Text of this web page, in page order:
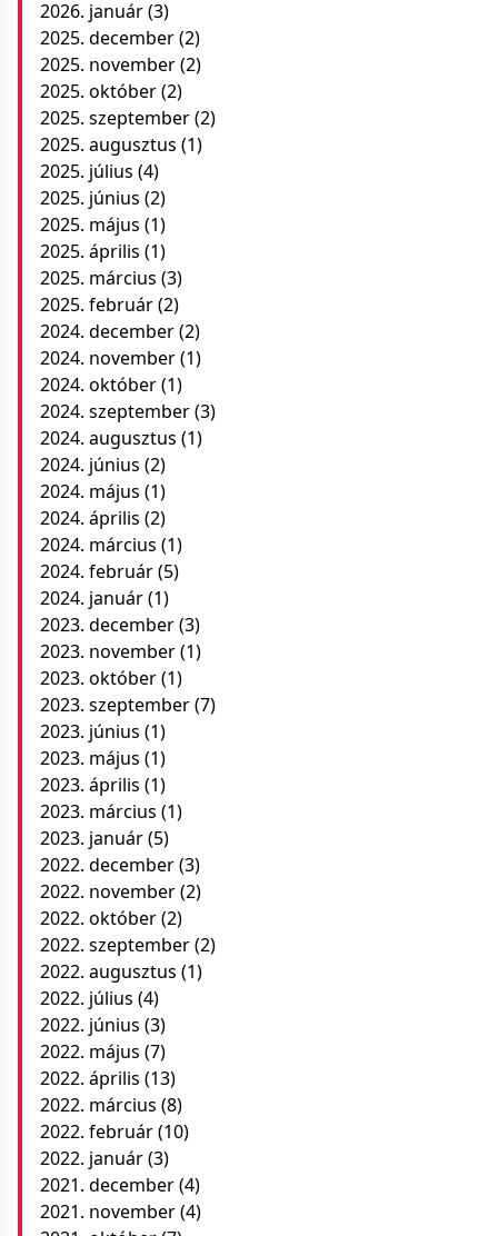
2026. január(3)
2025. december(2)
2025. november(2)
2025. október(2)
2025. szeptember(2)
2025. augusztus (1)
2025. július (4)
2025. június (2)
2025. május (1)
2025. április (1)
2025. március (3)
2025. február(2)
2024. december(2)
2024. november(1)
2024. október(1)
2024. szeptember(3)
2024. augusztus (1)
2024. június (2)
2024. május (1)
2024. április (2)
2024. március (1)
2024. február(5)
2024. január(1)
2023. december(3)
2023. november(1)
2023. október(1)
2023. szeptember(7)
2023. június (1)
2023. május (1)
2023. április (1)
2023. március (1)
2023. január(5)
2022. december(3)
2022. november(2)
2022. október(2)
2022. szeptember(2)
2022. augusztus (1)
2022. július (4)
2022. június (3)
2022. május (7)
2022. április (13)
2022. március (8)
2022. február(10)
2022. január(3)
2021. december(4)
2021. november(4)